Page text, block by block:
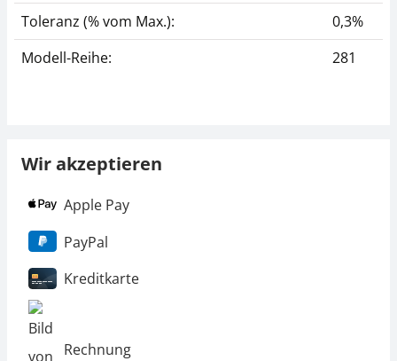
Toleranz (% vom Max.):
0,3%
Modell-Reihe:
281
Wir akzeptieren
Apple Pay
PayPal
Kreditkarte
Rechnung